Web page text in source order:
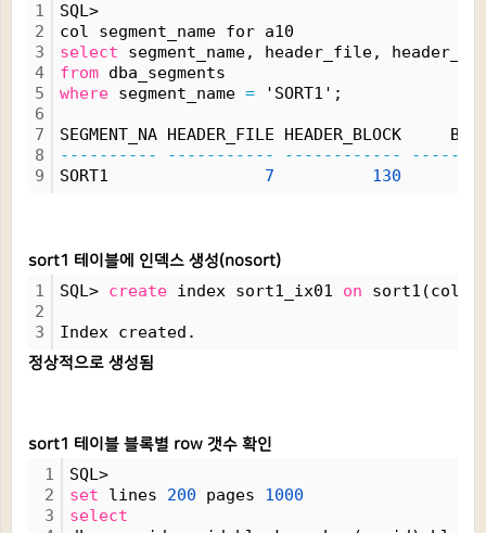
1
2
3
4
5
6
7
8
9
SQL>
col segment_name for a10
select segment_name, header_file,
from dba_segments
where segment_name = 'SORT1';
SEGMENT_NA HEADER_FILE HEADER_BLOCK
----------
----------- ------------
SORT1 7 130
sort1 테이블에 인덱스 생성(nosort)
1
2
3
SQL> create index sort1_ix01 on sort1(col1)
Index created.
정상적으로 생성됨
sort1 테이블 블록별 row 갯수 확인
1
2
3
SQL>
set lines 200 pages 1000
select